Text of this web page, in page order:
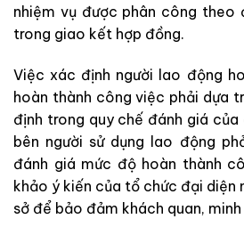
nhiệm vụ được phân công theo
trong giao kết hợp đồng.
Việc xác định người lao động
hoàn thành công việc phải dựa
định trong quy chế đánh giá
bên người sử dụng lao động
đánh giá mức độ hoàn thành
khảo ý kiến của tổ chức đại diện
sở để bảo đảm khách quan,